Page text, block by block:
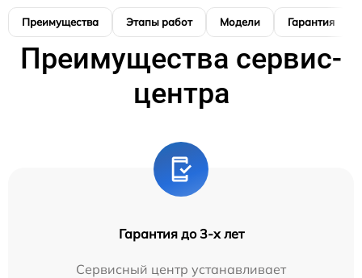
Преимущества Этапы работ Модели Гарантия
Преимущества сервис-
центра
Гарантия до 3-х лет
Сервисный центр устанавливает